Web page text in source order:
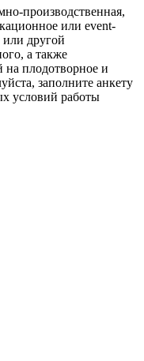
производственная,
или event-
или другой
а также
на плодотворное и
заполните анкету
условий работы